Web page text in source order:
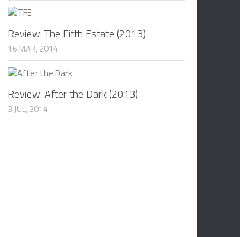
Review: The Fifth Estate (2013)
16 MAR, 2014
Review: After the Dark (2013)
3 JUL, 2014